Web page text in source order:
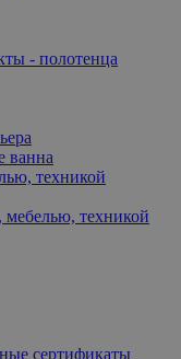
- полотенца
ванна
техникой
мебелью, техникой
сертификаты